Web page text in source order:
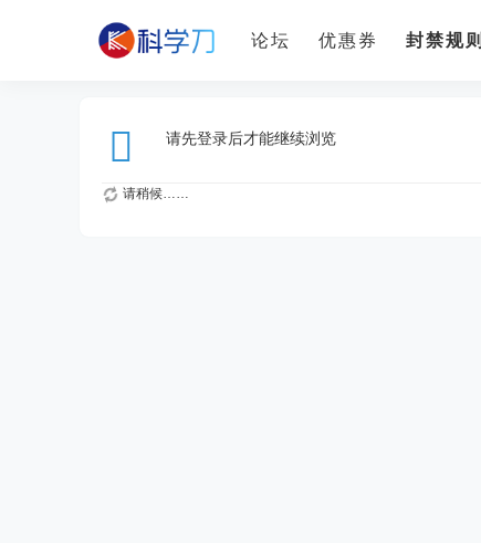
论坛 优惠券 封禁规则
请先登录后才能继续浏览
请稍候……